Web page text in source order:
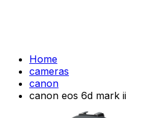
Home
cameras
canon
canon eos 6d mark ii